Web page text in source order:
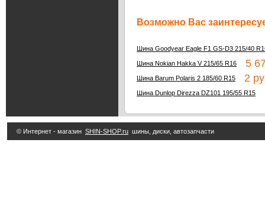
Возможно Вас
Шина Goodyear Eagle F1 GS-D3 215/40
Шина Nokian Hakka V 215/65 R16 5
Шина Barum Polaris 2 185/60 R15 2
Шина Dunlop Direzza DZ101 195/55 R15
© Интернет - магазин SHIN-SHOP.ru шины, диски, автозапчасти